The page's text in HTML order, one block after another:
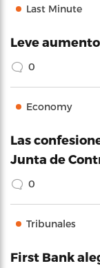
Last Minute
Leve
0
Economy
Las
Junta de
0
Tribunales
First Bank